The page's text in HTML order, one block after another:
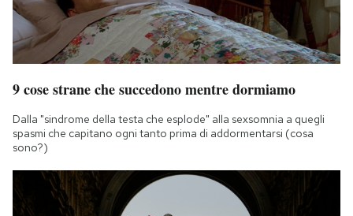
9 cose strane che succedono mentre dormiamo
Dalla "sindrome della testa che esplode" alla sexsomnia a quegli
spasmi che capitano ogni tanto prima di addormentarsi (cosa
sono?)